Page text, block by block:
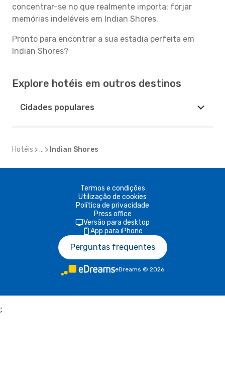
concentrar-se no que realmente importa: forjar
memórias indeléveis em Indian Shores.
Pronto para encontrar a sua estadia perfeita em
Indian Shores?
Explore hotéis em outros destinos
Cidades populares
Hotéis ... Indian Shores
Termos e condições
Utilização de cookies
Política de privacidade
Press office
Versão para desktop
App para iPhone
Perguntas frequentes
eDreams © 2026
;